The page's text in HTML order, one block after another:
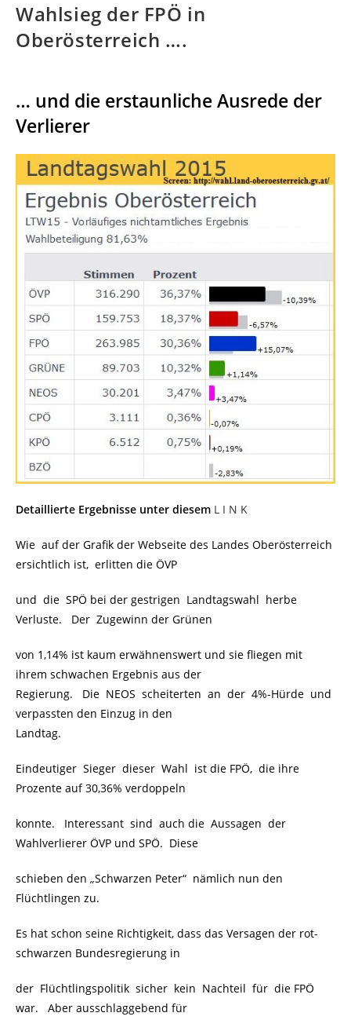
Wahlsieg der FPÖ in
Oberösterreich ….
… und die erstaunliche Ausrede der
Verlierer
Detaillierte Ergebnisse unter diesem L I N K
Wie auf der Grafik der Webseite des Landes Oberösterreich
ersichtlich ist, erlitten die ÖVP
und die SPÖ bei der gestrigen Landtagswahl herbe
Verluste. Der Zugewinn der Grünen
von 1,14% ist kaum erwähnenswert und sie fliegen mit
ihrem schwachen Ergebnis aus der
Regierung. Die NEOS scheiterten an der 4%-Hürde und
verpassten den Einzug in den
Landtag.
Eindeutiger Sieger dieser Wahl ist die FPÖ, die ihre
Prozente auf 30,36% verdoppeln
konnte. Interessant sind auch die Aussagen der
Wahlverlierer ÖVP und SPÖ. Diese
schieben den „Schwarzen Peter“ nämlich nun den
Flüchtlingen zu.
Es hat schon seine Richtigkeit, dass das Versagen der rot-
schwarzen Bundesregierung in
der Flüchtlingspolitik sicher kein Nachteil für die FPÖ
war. Aber ausschlaggebend für